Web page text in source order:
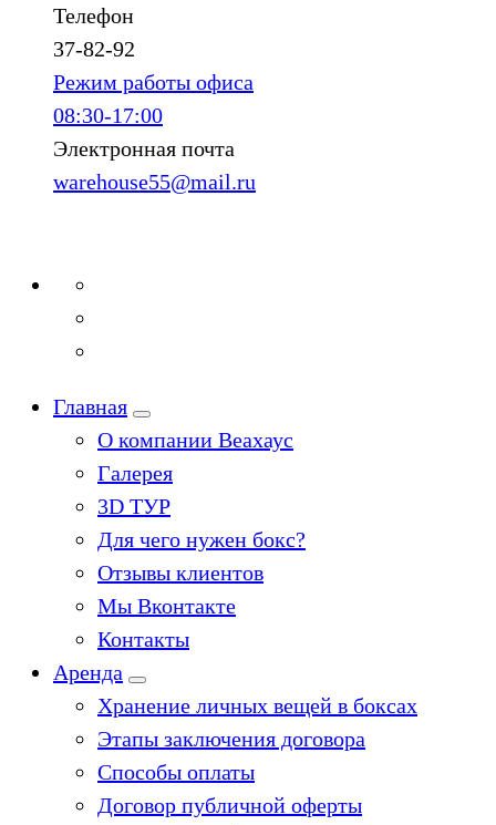
Телефон
37-82-92
Режим работы офиса
08:30-17:00
Электронная почта
warehouse55@mail.ru
Главная
О компании Веахаус
Галерея
3D ТУР
Для чего нужен бокс?
Отзывы клиентов
Мы Вконтакте
Контакты
Аренда
Хранение личных вещей в боксах
Этапы заключения договора
Способы оплаты
Договор публичной оферты